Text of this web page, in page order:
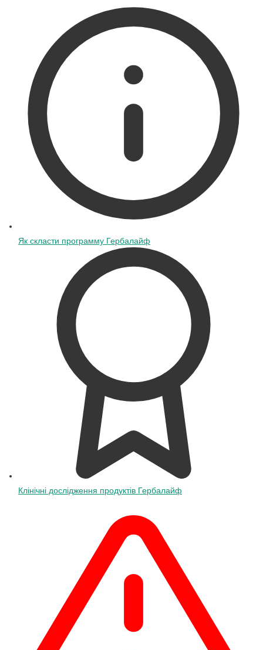
Як скласти программу Гербалайф
Клінічні дослідження продуктів Гербалайф